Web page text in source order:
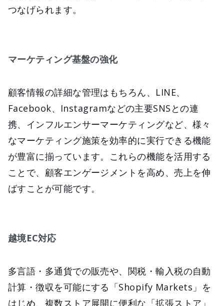
つなげられます。
マーケティング基盤の強化
顧客情報の詳細な管理はもちろん、LINE、
Facebook、Instagramなどの主要SNSとの連
携、インフルエンサーマーケティングなど、様々
なマーケティング施策を効率的に実行できる機能
が豊富に揃っています。これらの機能を活用する
ことで、顧客エンゲージメントを高め、売上を伸
ばすことが可能です。
越境EC対応
多言語・多通貨での販売や、関税・輸入税の自動
計算・徴収を可能にする「Shopify Markets」を
はじめ、複数ストア展開に便利な「拡張ストア」